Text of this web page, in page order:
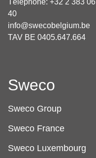
Téléphone: +32 2 383 06
40
info@swecobelgium.be
TAV BE 0405.647.664
Sweco
Sweco Group
Sweco France
Sweco Luxembourg